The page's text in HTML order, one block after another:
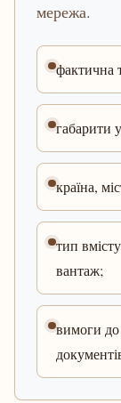
мережа.
фактична
габарити
країна,
тип
вантаж;
вимоги до